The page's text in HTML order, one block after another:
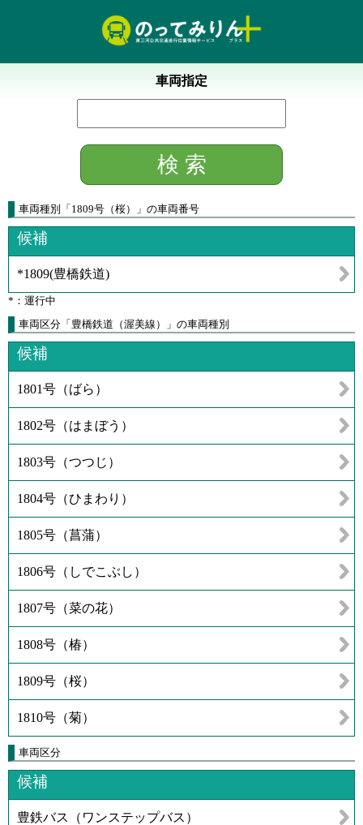
車両指定
車両種別 「 1809号（桜） 」 の車両番号
候補
*1809(豊橋鉄道)
*：運行中
車両区分「豊橋鉄道（渥美線）」の車両種別
候補
1801号（ばら）
1802号（はまぼう）
1803号（つつじ）
1804号（ひまわり）
1805号（菖蒲）
1806号（しでこぶし）
1807号（菜の花）
1808号（椿）
1809号（桜）
1810号（菊）
車両区分
候補
豊鉄バス（ワンステップバス）